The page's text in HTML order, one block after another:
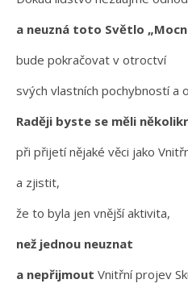
a neuzná toto Světlo
bude pokračovat v otroctví
svých vlastních pochybností a
Raději byste se měli
při přijetí nějaké věci jako
a zjistit,
že to byla jen vnější aktivita,
než jednou neuznat
a nepřijmout Vnitřní projev